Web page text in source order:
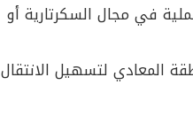
في مجال السكرتارية أو
المعادي لتسهيل الانتقال